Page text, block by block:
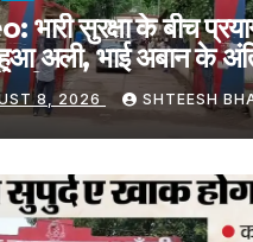
भारी सुरक्षा के बीच
हुआ अली, भाई अबान के
शामिल8, 2026 SHTEESH